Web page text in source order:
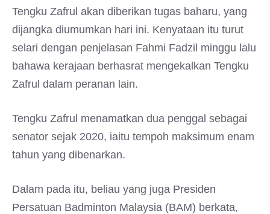
Tengku Zafrul akan diberikan tugas baharu, yang
dijangka diumumkan hari ini. Kenyataan itu turut
selari dengan penjelasan Fahmi Fadzil minggu lalu
bahawa kerajaan berhasrat mengekalkan Tengku
Zafrul dalam peranan lain.
Tengku Zafrul menamatkan dua penggal sebagai
senator sejak 2020, iaitu tempoh maksimum enam
tahun yang dibenarkan.
Dalam pada itu, beliau yang juga Presiden
Persatuan Badminton Malaysia (BAM) berkata,